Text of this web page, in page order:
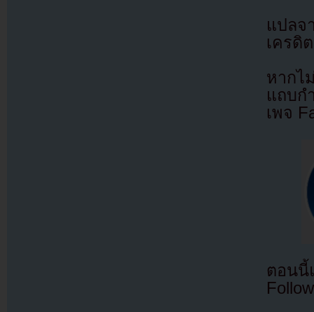
แปล
เครดิ
หากไ
แถบก
เพจ
ตอนนี้